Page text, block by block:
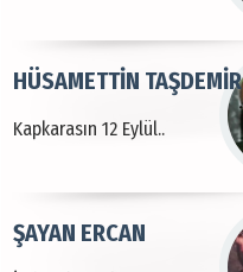
Kapkarasın 12 Eylül..
HÜSAMETTİN TAŞDEMİR
ŞAYAN ERCAN